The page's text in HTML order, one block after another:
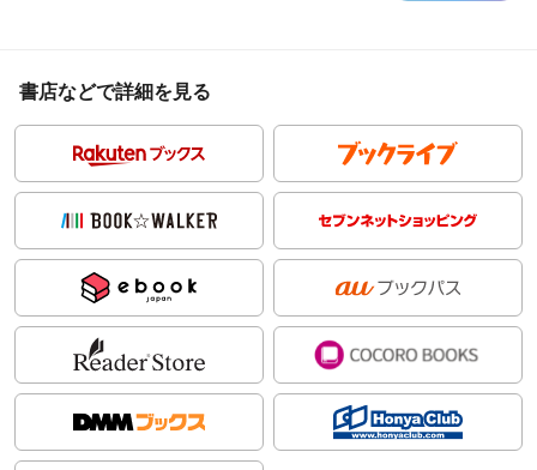
書店などで詳細を見る